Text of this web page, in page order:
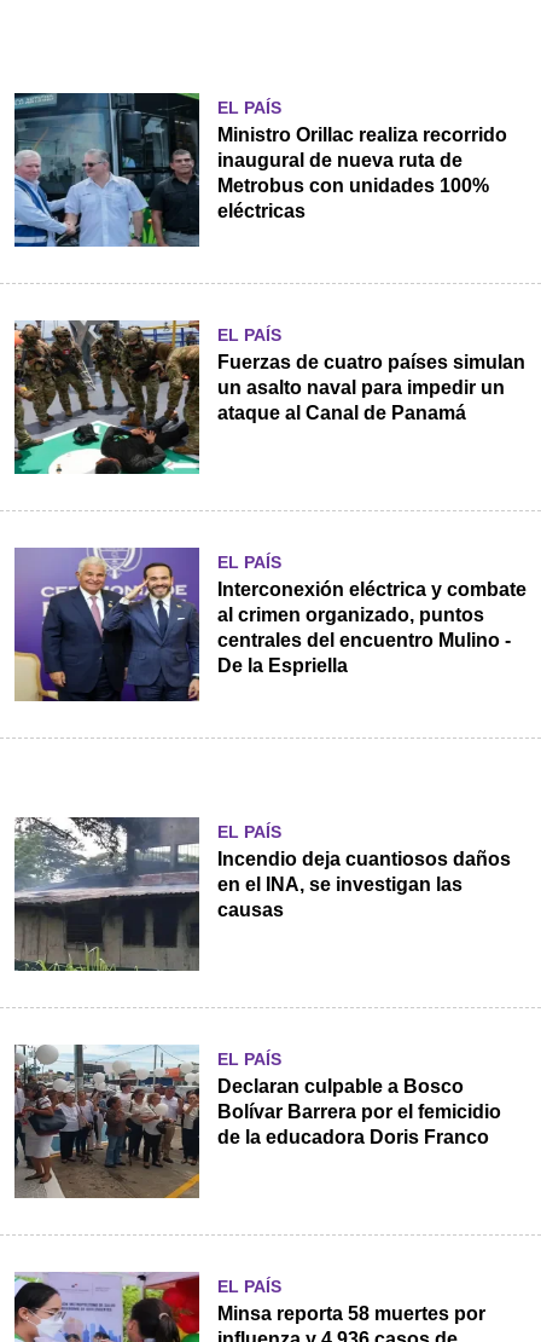
EL PAÍS
Ministro Orillac realiza recorrido
inaugural de nueva ruta de
Metrobus con unidades 100%
eléctricas
EL PAÍS
Fuerzas de cuatro países simulan
un asalto naval para impedir un
ataque al Canal de Panamá
EL PAÍS
Interconexión eléctrica y combate
al crimen organizado, puntos
centrales del encuentro Mulino -
De la Espriella
EL PAÍS
Incendio deja cuantiosos daños
en el INA, se investigan las
causas
EL PAÍS
Declaran culpable a Bosco
Bolívar Barrera por el femicidio
de la educadora Doris Franco
EL PAÍS
Minsa reporta 58 muertes por